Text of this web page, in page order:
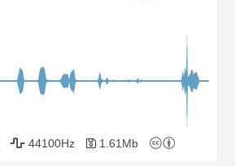
44100Hz 1.61Mb